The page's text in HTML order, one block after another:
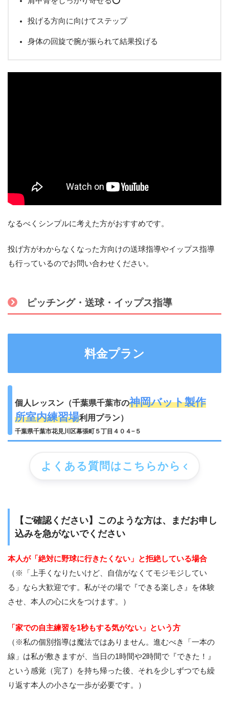
投げる方向に向けてステップ
身体の回旋で腕が振られて結果投げる
なるべくシンプルに考えた方がおすすめです。
投げ方がわからなくなった方向けの送球指導やイップス指導
も行っているのでお問い合わせください。
ピッチング・送球・イップス指導
料金プラン
個人レッスン（千葉県千葉市の神岡バット製作
所室内練習場利用プラン）
千葉県千葉市花見川区幕張町５丁目４０４−５
よくある質問はこちらから
【ご確認ください】このような方は、まだお申し
込みを急がないでください
本人が「絶対に野球に行きたくない」と拒絶している場合
（※「上手くなりたいけど、自信がなくてモジモジしてい
る」なら大歓迎です。私がその場で『できる楽しさ』を体験
させ、本人の心に火をつけます。）
「家での自主練習を1秒もする気がない」という方
（※私の個別指導は魔法ではありません。進むべき「一本の
線」は私が敷きますが、当日の1時間や2時間で『できた！』
という感覚（完了）を持ち帰った後、それを少しずつでも繰
り返す本人の小さな一歩が必要です。）